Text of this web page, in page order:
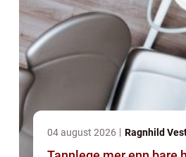
04 august 2026 Ragnhild